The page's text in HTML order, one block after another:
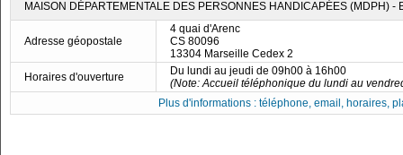
MAISON DÉPARTEMENTALE DES PERSONNES HANDICAPÉES (MDPH) -
Adresse géopostale
4 quai d'Arenc
CS 80096
13304 Marseille Cedex 2
Horaires d'ouverture
Du lundi au jeudi de 09h00 à 16h00
(Note: Accueil téléphonique du lundi au
Plus d'informations : téléphone, email, horaires,